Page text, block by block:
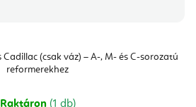
(csak váz) – A-, M- és C-sorozatú
reformerekhez
Raktáron (1 db)